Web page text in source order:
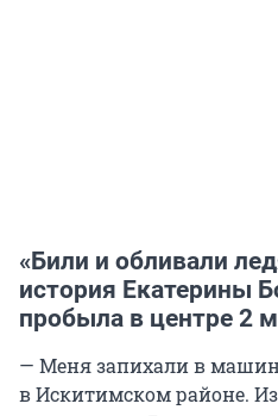
«Били и обливали
история Екатерины
пробыла в центре 2
— Меня запихали в
в Искитимском районе.